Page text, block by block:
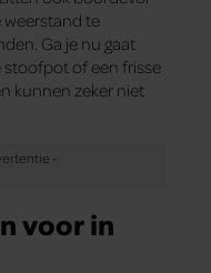
te
Ga je nu gaat
stoofpot of een frisse
kunnen zeker niet
voor in